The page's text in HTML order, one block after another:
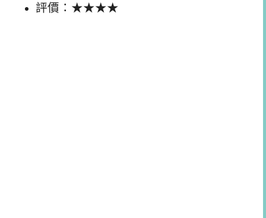
評價：★★★★